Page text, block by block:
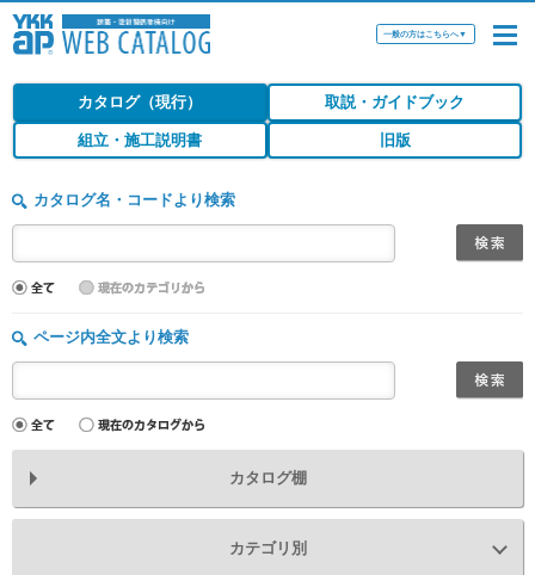
一般の方はこちらへ▼
カタログ（現行） 取説・ガイドブック
組立・施工説明書 旧版
カタログ名・コードより検索
ページ内全文より検索
カタログ棚
カテゴリ別